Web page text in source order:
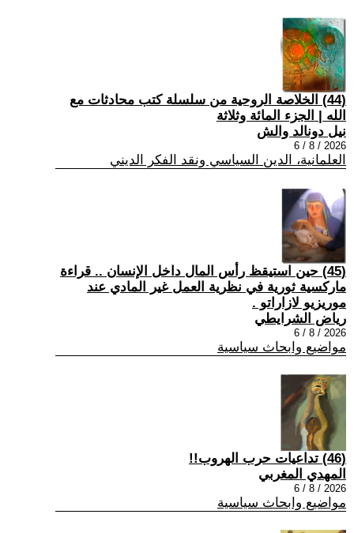
(44) الخلاصة الروحية من سلسلة كتب محادثات مع
الله | الجزء المائة وثلاثة
نيل دونالد والش
2026 / 8 / 6
العلمانية، الدين السياسي ونقد الفكر الديني
(45) حين استيقظ رأس المال داخل الإنسان .. قراءة
ماركسية ثورية في نظرية العمل غير المادي عند
موريزيو لازاراتو .
رياض الشرايطي
2026 / 8 / 6
مواضيع وابحاث سياسية
(46) تداعيات حرب الهروب!!
المهدي المغربي
2026 / 8 / 6
مواضيع وابحاث سياسية